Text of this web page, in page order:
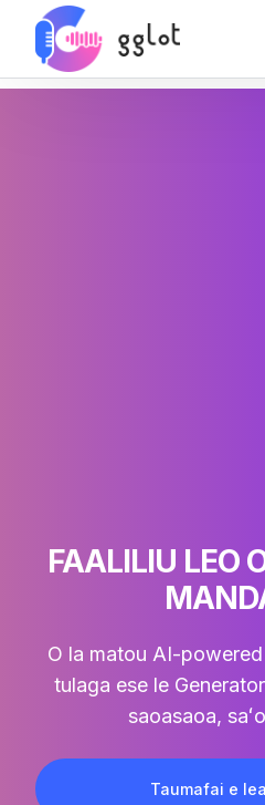
FAALILIU LEO
O la matou AI-powered
tulaga ese le
saoasaoa,
Taumafai e